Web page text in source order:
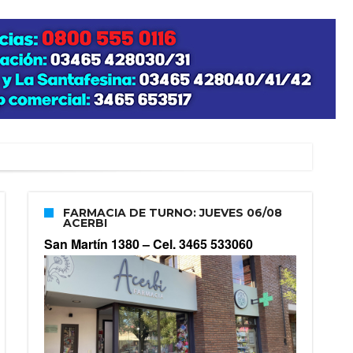
FARMACIA DE TURNO: JUEVES 06/08
ACERBI
San Martín 1380 –Cel. 3465 533060